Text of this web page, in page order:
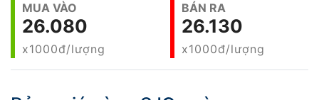
MUA VÀO
26.080
x1000đ/lượng
BÁN RA
26.130
x1000đ/lượng